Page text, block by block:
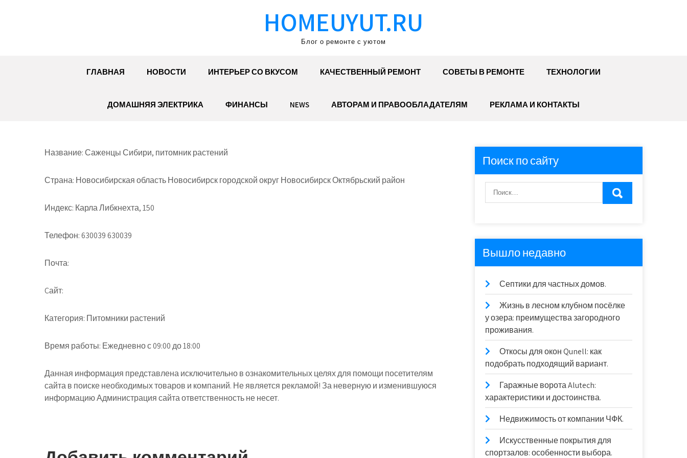
HOMEUYUT.RU
Блог о ремонте с уютом
ГЛАВНАЯ НОВОСТИ ИНТЕРЬЕР СО ВКУСОМ КАЧЕСТВЕННЫЙ РЕМОНТ СОВЕТЫ В РЕМОНТЕ ТЕХНОЛОГИИ
ДОМАШНЯЯ ЭЛЕКТРИКА ФИНАНСЫ NEWS АВТОРАМ И ПРАВООБЛАДАТЕЛЯМ РЕКЛАМА И КОНТАКТЫ
Название: Саженцы Сибири, питомник растений
Страна: Новосибирская область Новосибирск городской округ Новосибирск Октябрьский район
Индекс: Карла Либкнехта, 150
Телефон: 630039 630039
Почта:
Cайт:
Категория: Питомники растений
Время работы: Ежедневно с 09:00 до 18:00
Данная информация представлена исключительно в ознакомительных целях для помощи посетителям
сайта в поиске необходимых товаров и компаний. Не является рекламой! За неверную и изменившуюся
информацию Администрация сайта ответственность не несет.
Поиск по сайту
Вышло недавно
Септики для частных домов.
Жизнь в лесном клубном посёлке
у озера: преимущества загородного
проживания.
Откосы для окон Qunell: как
подобрать подходящий вариант.
Гаражные ворота Alutech:
характеристики и достоинства.
Недвижимость от компании ЧФК.
Искусственные покрытия для
спортзалов: особенности выбора.